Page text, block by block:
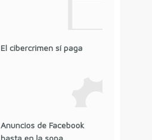
El cibercrimen sí paga
Anuncios de Facebook